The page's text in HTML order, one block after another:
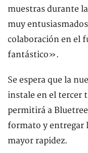
muestras durante
muy
colaboración en el
fantástico».
Se espera que la
instale en el tercer
permitirá a
formato y entregar
mayor rapidez.